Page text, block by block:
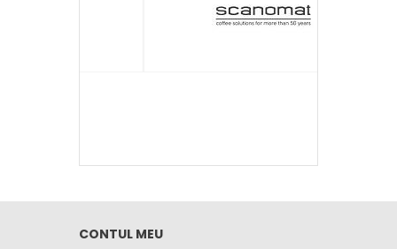
CONTUL MEU